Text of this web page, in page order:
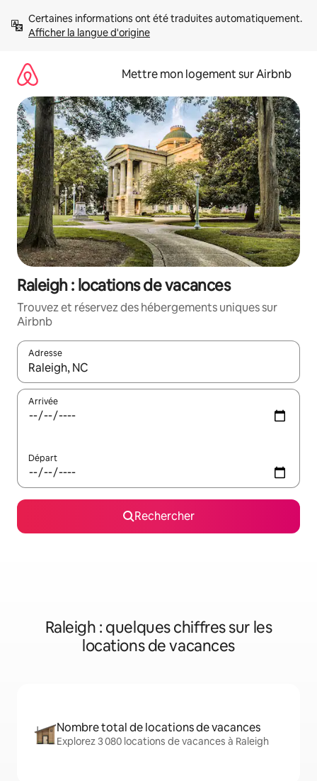
directement
Afficher la langue d'origine
Mettre mon logement sur Airbnb
Raleigh : locations de vacances
Trouvez et réservez des hébergements uniques sur
Airbnb
Adresse
Lorsque les résultats s'affichent, utilisez les flèches vers le
Arrivée
Départ
Rechercher
Raleigh : quelques chiffres sur les
locations de vacances
Nombre total de locations de vacances
Explorez 3 080 locations de vacances à Raleigh